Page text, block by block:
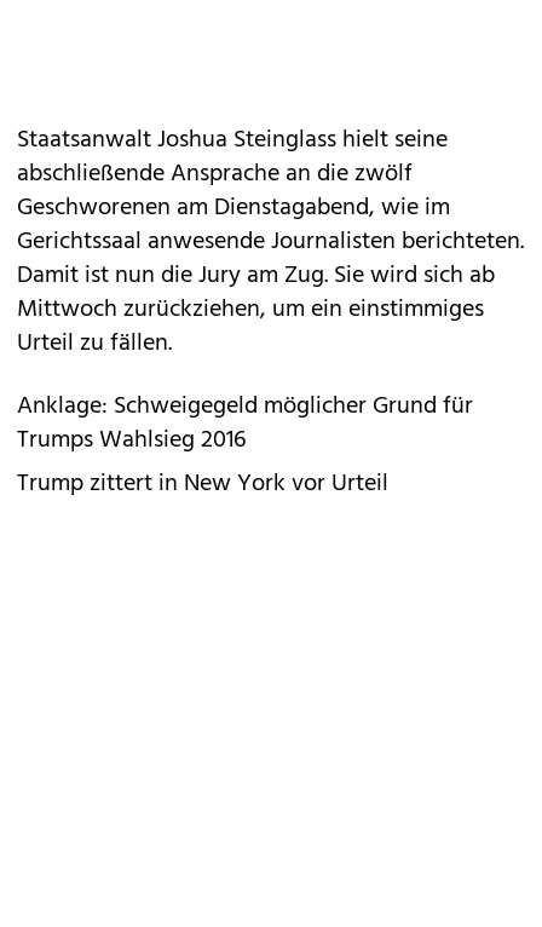
Staatsanwalt Joshua Steinglass hielt seine
abschließende Ansprache an die zwölf
Geschworenen am Dienstagabend, wie im
Gerichtssaal anwesende Journalisten berichteten.
Damit ist nun die Jury am Zug. Sie wird sich ab
Mittwoch zurückziehen, um ein einstimmiges
Urteil zu fällen.
Anklage: Schweigegeld möglicher Grund für
Trumps Wahlsieg 2016
Trump zittert in New York vor Urteil